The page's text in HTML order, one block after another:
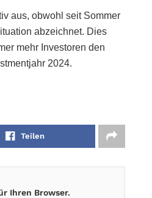
aus, obwohl seit Sommer
abzeichnet. Dies
mehr Investoren den
2024.
Teilen
Ihren Browser.